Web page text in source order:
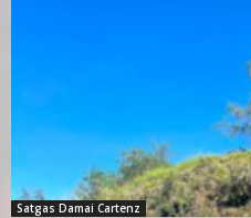
Satgas Damai Cartenz